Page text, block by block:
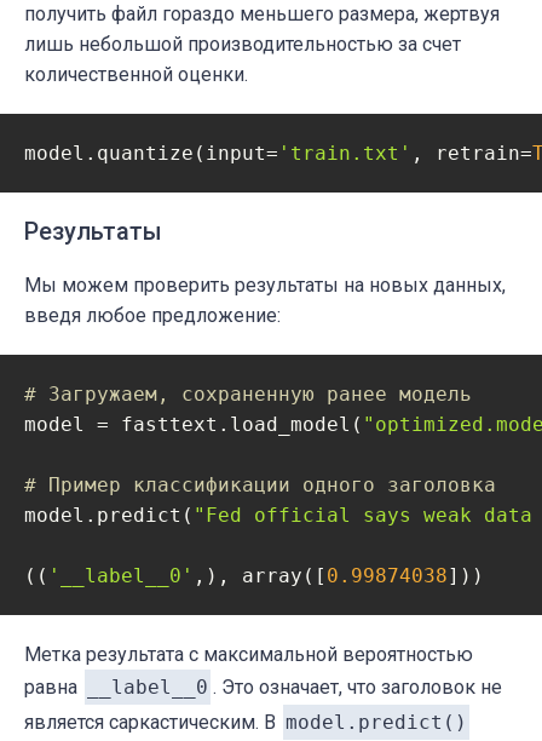
получить файл гораздо меньшего размера, жертвуя
лишь небольшой производительностью за счет
количественной оценки.
model.quantize(input= 'train.txt' , retrain=
Результаты
Мы можем проверить результаты на новых данных,
введя любое предложение:
# Загружаем, сохраненную ранее модель
model = fasttext.load_model(
# Пример классификации одного заголовка
model.predict( "Fed official says weak data
(( '__label__0' ,), array([ 0.99874038]))
Метка результата с максимальной вероятностью
равна
__label__0 . Это означает, что заголовок не
является саркастическим. В model.predict()